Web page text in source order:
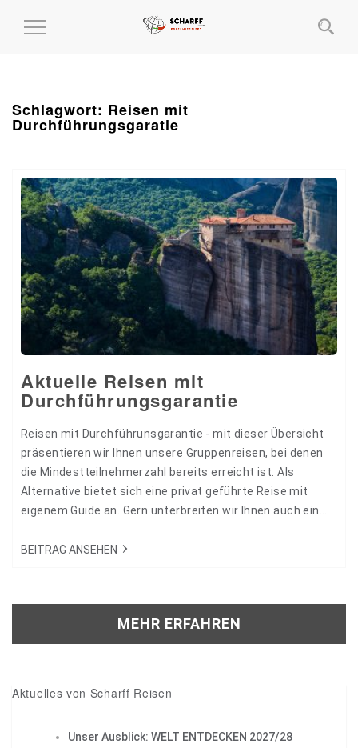
MENÜ
Schlagwort: Reisen mit
Durchführungsgaratie
Aktuelle Reisen mit
Durchführungsgarantie
Reisen mit Durchführunsgarantie - mit dieser Übersicht
präsentieren wir Ihnen unsere Gruppenreisen, bei denen
die Mindestteilnehmerzahl bereits erreicht ist. Als
Alternative bietet sich eine privat geführte Reise mit
eigenem Guide an. Gern unterbreiten wir Ihnen auch ein
privat geführte Reise mit einem eigenen Guide /
Durchführungsgsarantie…
BEITRAG ANSEHEN
MEHR ERFAHREN
Aktuelles von Scharff Reisen
Unser Ausblick: WELT ENTDECKEN 2027/28